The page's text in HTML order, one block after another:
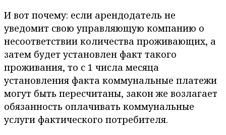
И вот почему: если арендодатель не
уведомит свою управляющую компанию о
несоответствии количества проживающих, а
затем будет установлен факт такого
проживания, то с 1 числа месяца
установления факта коммунальные платежи
могут быть пересчитаны, закон же возлагает
обязанность оплачивать коммунальные
услуги фактического потребителя.